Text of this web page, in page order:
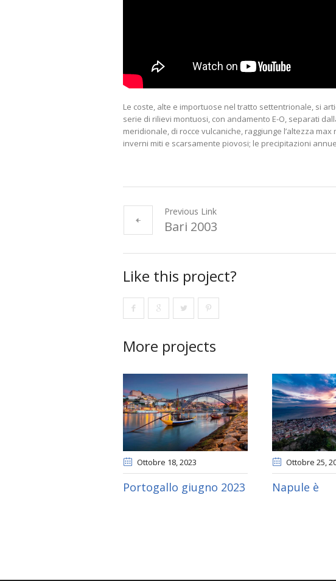
Le coste, alte e importuose nel tratto settentrionale, si
serie di rilievi montuosi, con andamento E-O, separati
meridionale, di rocce vulcaniche, raggiunge l’altezza max
inverni miti e scarsamente piovosi; le precipitazioni
Previous Link
Bari 2003
Like this project?
More projects
Ottobre 18, 2023
Portogallo giugno 2023
Ottobre 25,
Napule è